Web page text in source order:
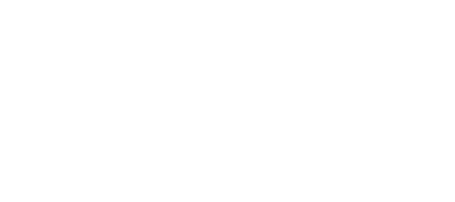
187x140cm Mahonki”